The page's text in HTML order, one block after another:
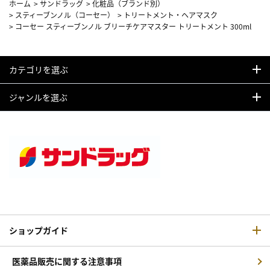
ホーム >サンドラッグ >化粧品（ブランド別）
> スティーブンノル（コーセー） > トリートメント・ヘアマスク
> コーセー スティーブンノル ブリーチケアマスター トリートメント 300ml
カテゴリを選ぶ
ジャンルを選ぶ
ショップガイド
医薬品販売に関する注意事項